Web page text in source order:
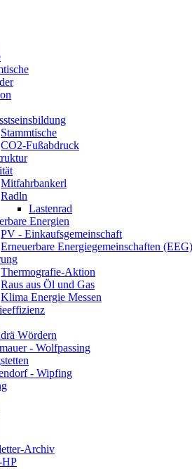
Stammtische
CO2-Fußabdruck
Mitfahrbankerl
Radln
Lastenrad
Energien
PV - Einkaufsgemeinschaft
Erneuerbare Energiegemeinschaften (EEG)
Thermografie-Aktion
Raus aus Öl und Gas
Klima Energie Messen
Wördern
- Wolfpassing
- Wipfing
Archiv